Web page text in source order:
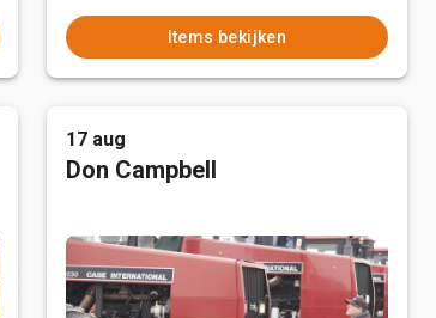
Items bekijken
17 aug
Don Campbell